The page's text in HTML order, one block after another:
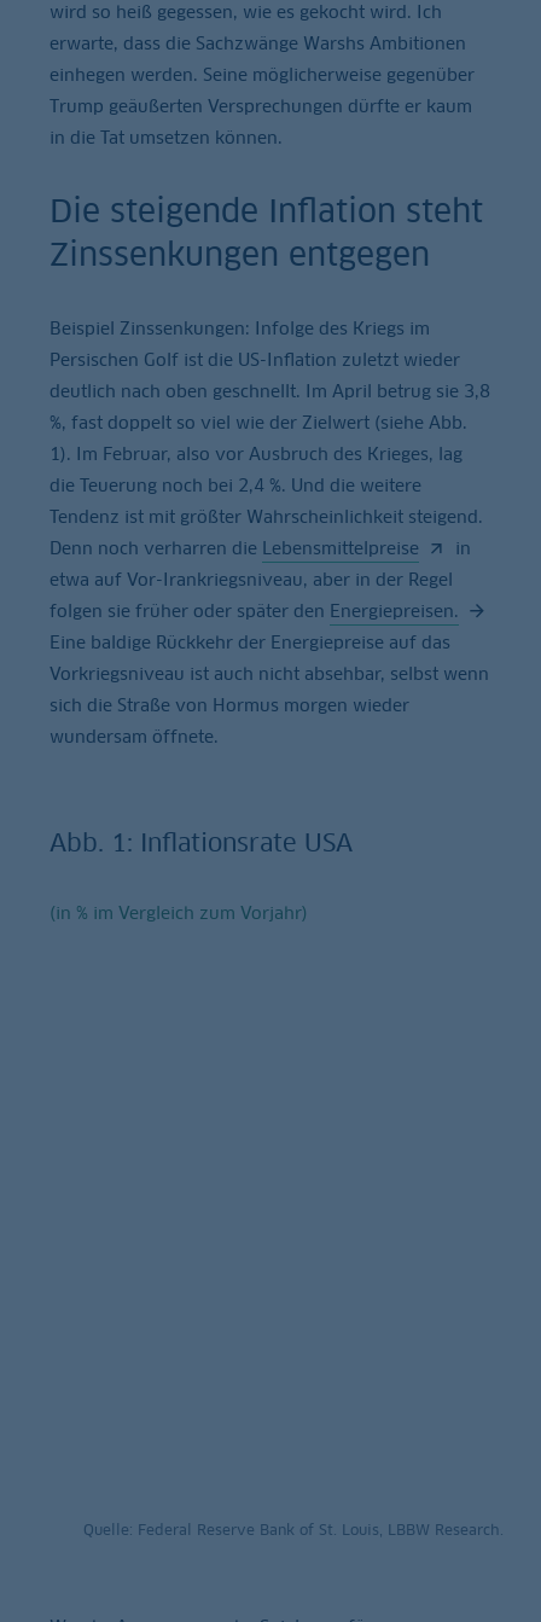
wird so heiß gegessen, wie es gekocht wird. Ich
erwarte, dass die Sachzwänge Warshs Ambitionen
einhegen werden. Seine möglicherweise gegenüber
Trump geäußerten Versprechungen dürfte er kaum
in die Tat umsetzen können.
Die steigende Inflation steht
Zinssenkungen entgegen
Beispiel Zinssenkungen: Infolge des Kriegs im
Persischen Golf ist die US-Inflation zuletzt wieder
deutlich nach oben geschnellt. Im April betrug sie 3,8
%, fast doppelt so viel wie der Zielwert (siehe Abb.
1). Im Februar, also vor Ausbruch des Krieges, lag
die Teuerung noch bei 2,4 %. Und die weitere
Tendenz ist mit größter Wahrscheinlichkeit steigend.
Denn noch verharren die Lebensmittelpreise
in
etwa auf Vor-Irankriegsniveau, aber in der Regel
folgen sie früher oder später den Energiepreisen.
Eine baldige Rückkehr der Energiepreise auf das
Vorkriegsniveau ist auch nicht absehbar, selbst wenn
sich die Straße von Hormus morgen wieder
wundersam öffnete.
Abb. 1: Inflationsrate USA
(in % im Vergleich zum Vorjahr)
Quelle: Federal Reserve Bank of St. Louis, LBBW Research.